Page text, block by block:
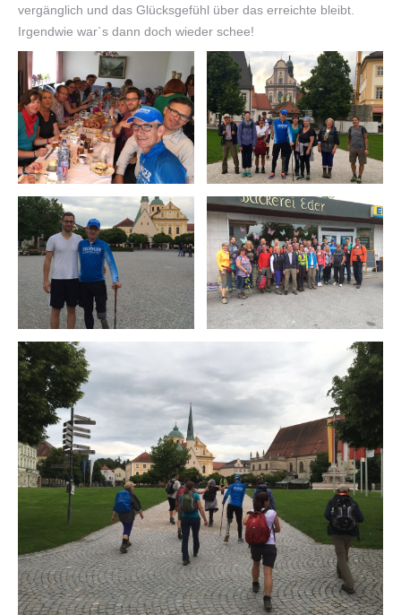
vergänglich und das Glücksgefühl über das erreichte bleibt.
Irgendwie war`s dann doch wieder schee!